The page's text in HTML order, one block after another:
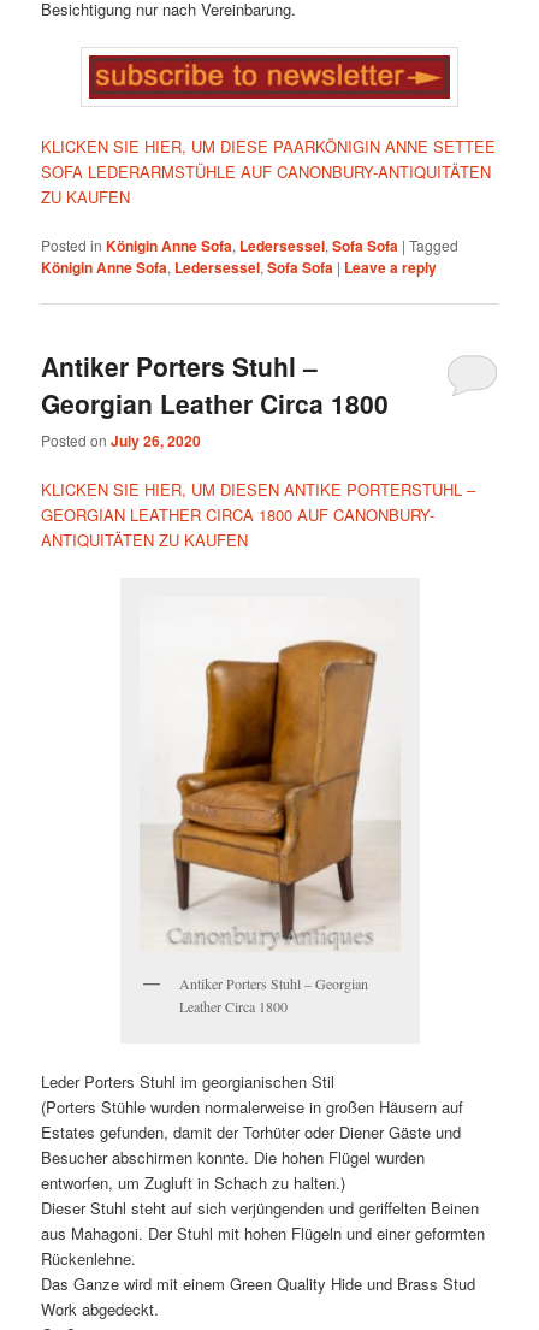
Besichtigung nur nach Vereinbarung.
KLICKEN SIE HIER, UM DIESE PAARKÖNIGIN ANNE SETTEE
SOFA LEDERARMSTÜHLE AUF CANONBURY-ANTIQUITÄTEN
ZU KAUFEN
Posted in Königin Anne Sofa, Ledersessel,Sofa Sofa |Tagged
Königin Anne Sofa, Ledersessel,Sofa Sofa | Leave a reply
Antiker Porters Stuhl –
Georgian Leather Circa 1800
Posted onJuly 26, 2020
KLICKEN SIE HIER, UM DIESEN ANTIKE PORTERSTUHL –
GEORGIAN LEATHER CIRCA 1800 AUF CANONBURY-
ANTIQUITÄTEN ZU KAUFEN
Antiker Porters Stuhl – Georgian
Leather Circa 1800
Leder Porters Stuhl im georgianischen Stil
(Porters Stühle wurden normalerweise in großen Häusern auf
Estates gefunden, damit der Torhüter oder Diener Gäste und
Besucher abschirmen konnte. Die hohen Flügel wurden
entworfen, um Zugluft in Schach zu halten.)
Dieser Stuhl steht auf sich verjüngenden und geriffelten Beinen
aus Mahagoni. Der Stuhl mit hohen Flügeln und einer geformten
Rückenlehne.
Das Ganze wird mit einem Green Quality Hide und Brass Stud
Work abgedeckt.